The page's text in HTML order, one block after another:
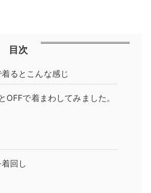
目次
るとこんな感じ
で着まわしてみました。
回し